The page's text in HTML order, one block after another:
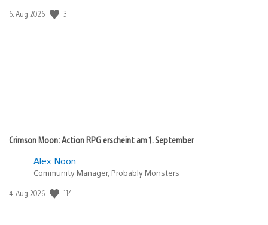
Veröffentlichungsdatum:
6. Aug 2026 3
Crimson Moon: Action RPG erscheint am 1. September
Alex Noon
Community Manager, Probably Monsters
Veröffentlichungsdatum:
4. Aug 2026 114